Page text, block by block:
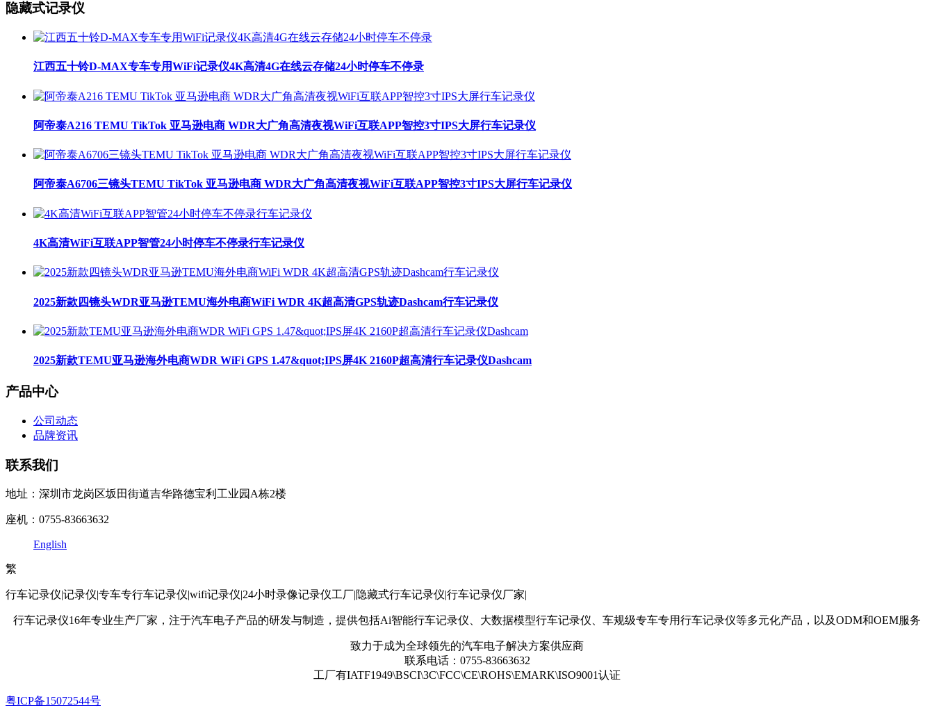
隐藏式记录仪
江西五十铃D-MAX专车专用WiFi记录仪4K高清4G在线云存储24小时停车不停录
阿帝泰A216 TEMU TikTok 亚马逊电商 WDR大广角高清夜视WiFi互联APP智控3寸IPS大屏行车记录仪
阿帝泰A6706三镜头TEMU TikTok 亚马逊电商 WDR大广角高清夜视WiFi互联APP智控3寸IPS大屏行车记录仪
4K高清WiFi互联APP智管24小时停车不停录行车记录仪
2025新款四镜头WDR亚马逊TEMU海外电商WiFi WDR 4K超高清GPS轨迹Dashcam行车记录仪
2025新款TEMU亚马逊海外电商WDR WiFi GPS 1.47&quot;IPS屏4K 2160P超高清行车记录仪Dashcam
产品中心
公司动态
品牌资讯
联系我们
地址：深圳市龙岗区坂田街道吉华路德宝利工业园A栋2楼
座机：0755-83663632
English
繁
行车记录仪|记录仪|专车专行车记录仪|wifi记录仪|24小时录像记录仪工厂|隐藏式行车记录仪|行车记录仪厂家|
行车记录仪16年专业生产厂家，注于汽车电子产品的研发与制造，提供包括Ai智能行车记录仪、大数据模型行车记录仪、车规级专车专用行车记录仪等多元化产品，以及ODM和OEM服务
致力于成为全球领先的汽车电子解决方案供应商
联系电话：0755-83663632
工厂有IATF1949\BSCI\3C\FCC\CE\ROHS\EMARK\ISO9001认证
粤ICP备15072544号